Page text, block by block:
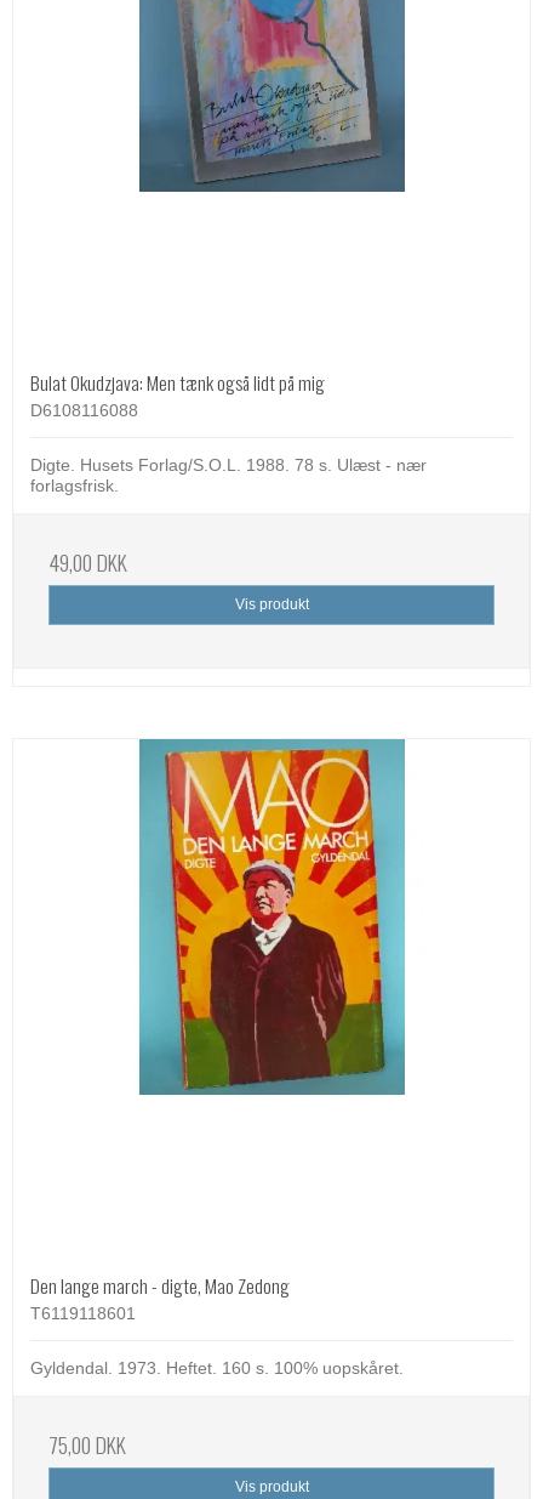
Bulat Okudzjava: Men tænk også lidt på mig
D6108116088
Digte. Husets Forlag/S.O.L. 1988. 78 s. Ulæst - nær
forlagsfrisk.
49,00 DKK
Vis produkt
Den lange march - digte, Mao Zedong
T6119118601
Gyldendal. 1973. Heftet. 160 s. 100% uopskåret.
75,00 DKK
Vis produkt